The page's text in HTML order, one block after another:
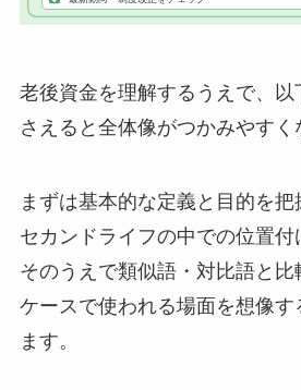
老後資金を理解するうえで、以
さえると全体像がつかみやすく
まずは基本的な定義と目的を把
セカンドライフの中での位置付
そのうえで類似語・対比語と
ケースで使われる場面を想像す
ます。